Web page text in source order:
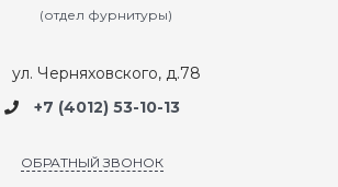
(отдел фурнитуры)
ул. Черняховского, д.78
+7 (4012) 53-10-13
ОБРАТНЫЙ ЗВОНОК